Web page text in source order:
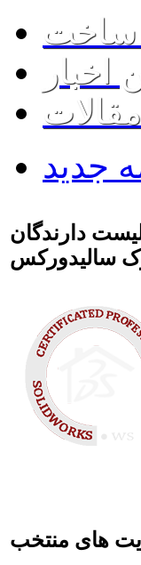
ساخت
اخبار
مقالات
دارندگان
سالیدورکس
های منتخب